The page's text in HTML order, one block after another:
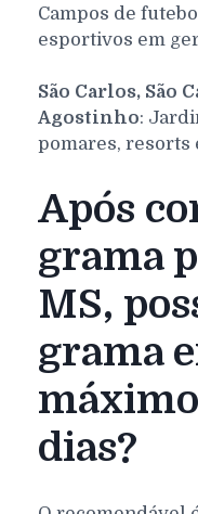
Campos de
esportivos em
São Carlos, São
Agostinho:
pomares, resorts
Após
grama
MS,
grama
dias?